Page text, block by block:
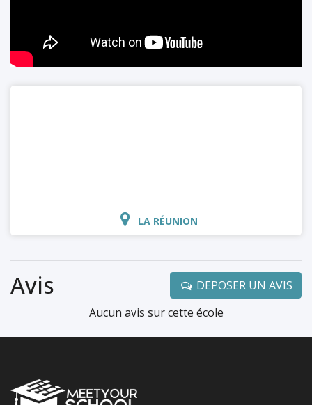
LA RÉUNION
Avis
DEPOSER UN AVIS
Aucun avis sur cette école